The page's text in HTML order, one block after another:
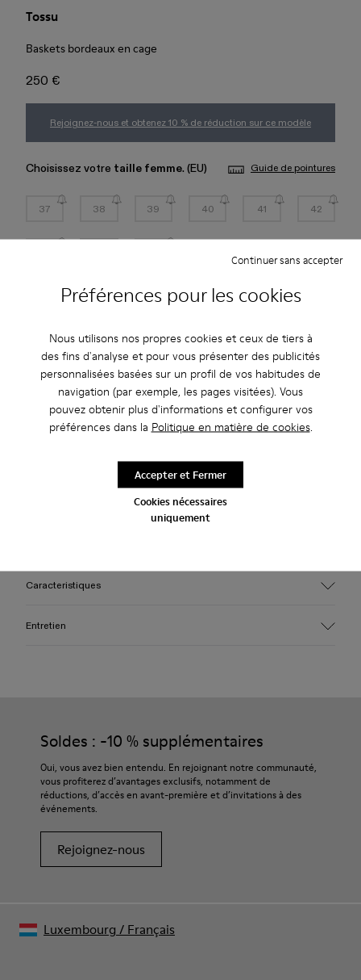
Préférences pour les cookies
Nous utilisons nos propres cookies et ceux de tiers à
des fins d'analyse et pour vous présenter des publicités
personnalisées basées sur un profil de vos habitudes de
navigation (par exemple, les pages visitées). Vous
pouvez obtenir plus d'informations et configurer vos
préférences dans la Politique en matière de cookies.
Cookies nécessaires
uniquement
Continuer sans accepter
Accepter et Fermer
Tossu
Baskets bordeaux en cage
250 €
Rejoignez-nous et obtenez 10 % de réduction sur ce modèle
Choisissez votre taille femme. (EU) Guide de pointures
37 38 39 40 41 42
Peu d’unités restantes
Ajouter au panier
Livraison standard gratuite pour les achats de plus de 45€
Baskets bordeaux en cage avec intérieurs imperméables en
PET recyclé tricoté en 3D, extérieurs en TPU à injection
directe, et semelles extérieures en PU recyclé. Entièrement
Caracteristiques
Semelle intérieure amovible en PU
80 % textile (75 % polyester recyclé - 14 % Hilo PU - 11 %
élasthanne) 20 % polyester recyclé
Entretien
durabilité accrue de vos chaussures.
Pour obtenir des instructions détaillées sur l’entretien de
votre paire de chaussures, consultez notreguide d’entretien
Soldes : -10 % supplémentaires
Oui, vous avez bien entendu. En rejoignant notre communauté,
vous profiterez d’avantages exclusifs, notamment de
réductions, d’accès en avant-première et d’invitations à des
événements.
Rejoignez-nous
Luxembourg / Français